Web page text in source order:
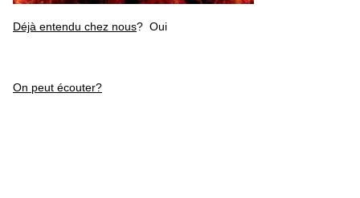
Déjà entendu chez nous? Oui
On peut écouter?